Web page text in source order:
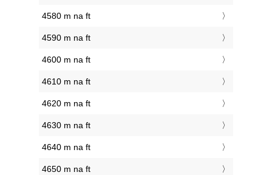
4580 m na ft
4590 m na ft
4600 m na ft
4610 m na ft
4620 m na ft
4630 m na ft
4640 m na ft
4650 m na ft